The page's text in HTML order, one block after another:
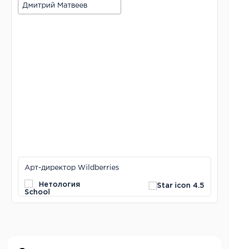
Дмитрий Матвеев
Арт-директор Wildberries
Нетология 4.5